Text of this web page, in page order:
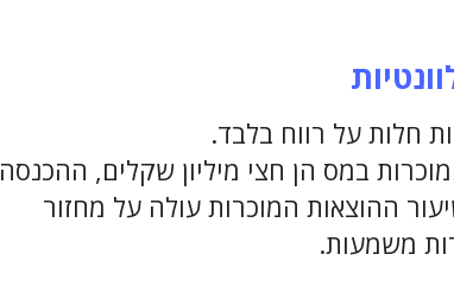
חלות על רווח בלבד.
במס הן חצי מיליון שקלים, ההכנסה
ההוצאות המוכרות עולה על מחזור
משמעות.